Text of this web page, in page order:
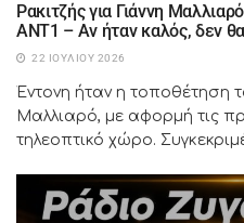
Ρακιτζής για Γιάννη
ΑΝΤ1 – Αν ήταν καλός, δεν
22 ΙΟΥΛΊΟΥ 2026
Έντονη ήταν η τοποθέτηση
Μαλλιαρό, με αφορμή τις
τηλεοπτικό χώρο.